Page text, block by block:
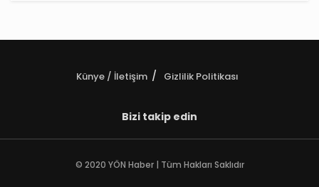
Künye / İletişim Gizlilik Politikası
Bizi takip edin
© 2020 YÖN Haber | Tüm Hakları Saklıdır